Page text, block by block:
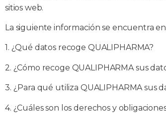
sitios web.
La siguiente información se encuentra
1. ¿Qué datos recoge QUALIPHARMA?
2. ¿Cómo recoge QUALIPHARMA sus
3. ¿Para qué utiliza QUALIPHARMA sus
4. ¿Cuáles son los derechos y